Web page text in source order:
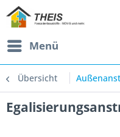
Menü
Übersicht